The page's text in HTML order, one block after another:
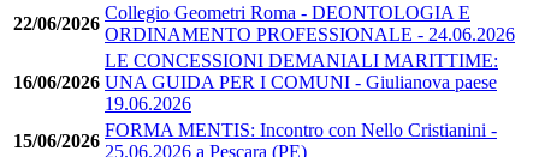
22/06/2026
Collegio Geometri Roma - DEONTOLOGIA E
ORDINAMENTO PROFESSIONALE - 24.06.2026
16/06/2026
LE CONCESSIONI DEMANIALI MARITTIME:
UNA GUIDA PER I COMUNI - Giulianova paese
19.06.2026
15/06/2026
FORMA MENTIS: Incontro con Nello Cristianini -
25.06.2026 a Pescara (PE)